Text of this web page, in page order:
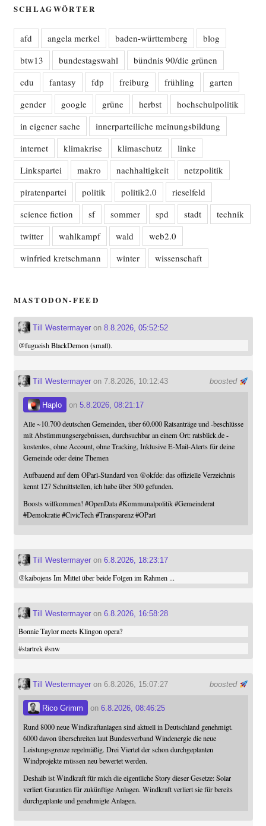
SCHLAGWÖRTER
afd angela merkel baden-württemberg
blog
btw13
bundestagswahl
bündnis 90/die grünen
cdu
fantasy fdp freiburg frühling
garten
gender
google grüne herbst
hochschulpolitik
in eigener sache
innerparteiliche meinungsbildung
internet
klimakrise klimaschutz
linke
Linkspartei
makro nachhaltigkeit
netzpolitik
piratenpartei
politik politik2.0
rieselfeld
science fiction
sf sommer spd stadt
technik
twitter
wahlkampf wald
web2.0
winfried kretschmann
winter wissenschaft
MASTODON-FEED
Till Westermayeron 8.8.2026, 05:52:52
@fugueishBlackDemon (small).
boosted
Till Westermayeron 7.8.2026, 10:12:43
Haplo on 5.8.2026, 08:21:17
Alle ~10.700 deutschen Gemeinden, über 60.000 Ratsanträge und -beschlüsse
mit Abstimmungsergebnissen, durchsuchbar an einem Ort: ratsblick.de -
kostenlos, ohne Account, ohne Tracking, Inklusive E-Mail-Alerts für deine
Gemeinde oder deine Themen
Aufbauend auf dem OParl-Standard von @okfde: das offizielle Verzeichnis
kennt 127 Schnittstellen, ich habe über 500 gefunden.
Boosts willkommen! #OpenData #Kommunalpolitik #Gemeinderat
#Demokratie #CivicTech #Transparenz #OParl
Till Westermayeron 6.8.2026, 18:23:17
@kaibojensIm Mittel über beide Folgen im Rahmen ...
Till Westermayeron 6.8.2026, 16:58:28
Bonnie Taylor meets Klingon opera?
#startrek #snw
boosted
Till Westermayeron 6.8.2026, 15:07:27
Rico Grimm on 6.8.2026, 08:46:25
Rund 8000 neue Windkraftanlagen sind aktuell in Deutschland genehmigt.
6000 davon überschreiten laut Bundesverband Windenergie die neue
Leistungsgrenze regelmäßig. Drei Viertel der schon durchgeplanten
Windprojekte müssen neu bewertet werden.
Deshalb ist Windkraft für mich die eigentliche Story dieser Gesetze: Solar
verliert Garantien für zukünftige Anlagen. Windkraft verliert sie für bereits
durchgeplante und genehmigte Anlagen.